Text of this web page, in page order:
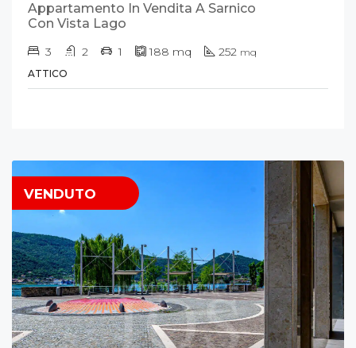
Appartamento In Vendita A Sarnico
Con Vista Lago
3 2 1 188 mq 252 mq
ATTICO
VENDUTO